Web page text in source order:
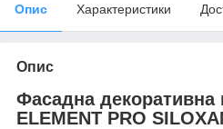
Опис Характеристики
Опис
Фасадна декоративна
ELEMENT PRO